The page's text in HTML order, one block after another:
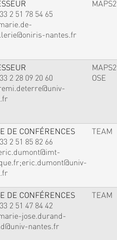
2 51 78 54 65
nantes.fr
MAPS2
2 28 09 20 60
MAPS2
OSE
DE CONFÉRENCES
2 51 85 82 66
TEAM
DE CONFÉRENCES
2 51 47 84 42
jose.durand-
nantes.fr
TEAM